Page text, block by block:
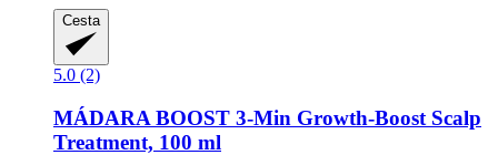
Cesta
5.0 (2)
MÁDARA BOOST 3-​Min Growth-​Boost Scalp
Treatment, 100 ml